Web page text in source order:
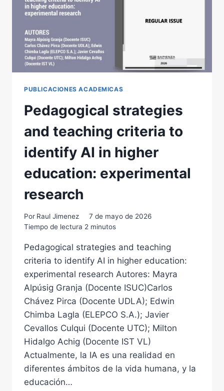
PUBLICACIONES ACADEMICAS
Pedagogical strategies
and teaching criteria to
identify AI in higher
education: experimental
research
Por Raul Jimenez
7 de mayo de 2026
Tiempo de lectura 2 minutos
Pedagogical strategies and teaching
criteria to identify AI in higher education:
experimental research Autores: Mayra
Alpúsig Granja (Docente ISUC)Carlos
Chávez Pirca (Docente UDLA); Edwin
Chimba Lagla (ELEPCO S.A.); Javier
Cevallos Culqui (Docente UTC); Milton
Hidalgo Achig (Docente IST VL)
Actualmente, la IA es una realidad en
diferentes ámbitos de la vida humana, y la
educación…